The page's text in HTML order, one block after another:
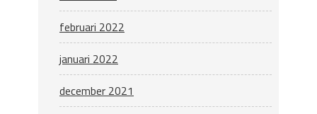
februari 2022
januari 2022
december 2021